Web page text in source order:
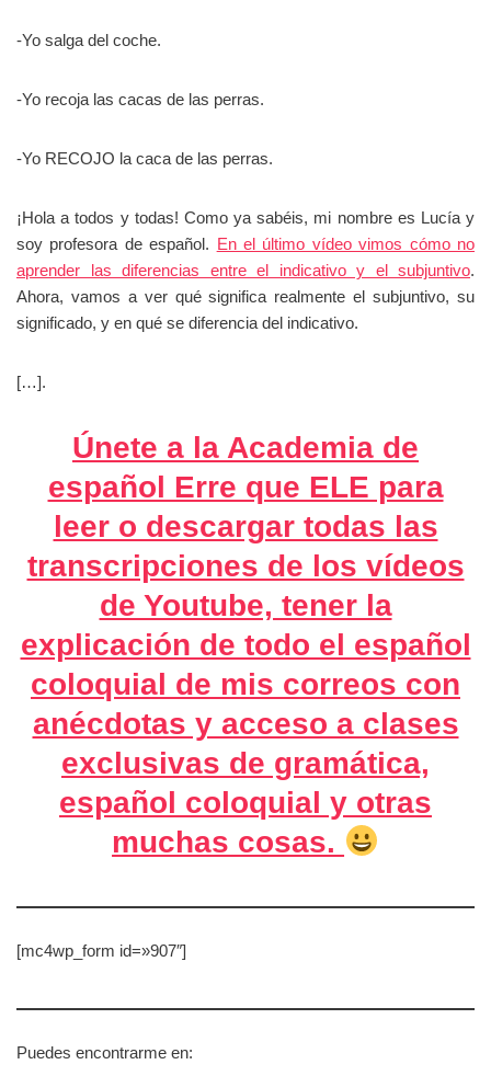
-Yo salga del coche.
-Yo recoja las cacas de las perras.
-Yo RECOJO la caca de las perras.
¡Hola a todos y todas! Como ya sabéis, mi nombre es Lucía y
soy profesora de español. En el último vídeo vimos cómo no
aprender las diferencias entre el indicativo y el subjuntivo.
Ahora, vamos a ver qué significa realmente el subjuntivo, su
significado, y en qué se diferencia del indicativo.
[…].
Únete a la Academia de
español Erre que ELE para
leer o descargar todas las
transcripciones de los vídeos
de Youtube, tener la
explicación de todo el español
coloquial de mis correos con
anécdotas y acceso a clases
exclusivas de gramática,
español coloquial y otras
muchas cosas.
[mc4wp_form id=»907″]
Puedes encontrarme en: